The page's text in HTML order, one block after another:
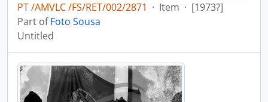
PT /AMVLC /FS/RET/002/2871 · Item · [1973?]
Part ofFoto Sousa
Untitled